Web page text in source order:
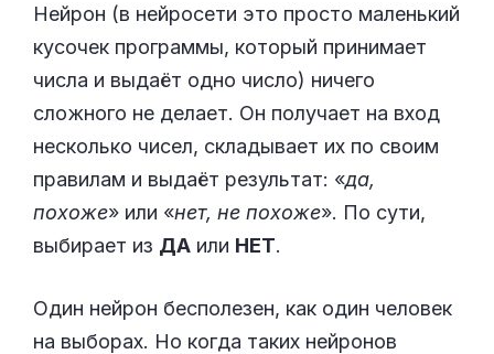
Нейрон (в нейросети это просто маленький
кусочек программы, который принимает
числа и выдаёт одно число) ничего
сложного не делает. Он получает на вход
несколько чисел, складывает их по своим
правилам и выдаёт результат: «да,
похоже» или «нет, не похоже». По сути,
выбирает из ДА или НЕТ.
Один нейрон бесполезен, как один человек
на выборах. Но когда таких нейронов